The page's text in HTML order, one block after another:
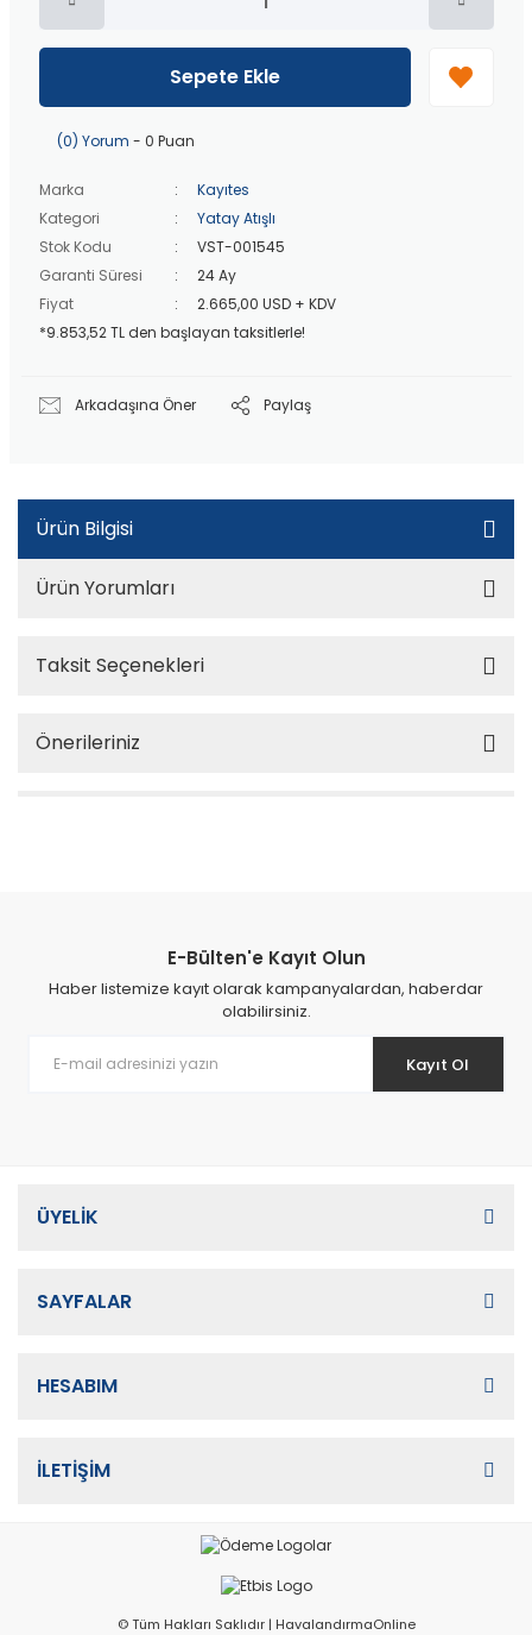
üzeri ücretsiz kargo!
üzeri ücretsiz kargo!
40 bin TLüzeri özel teklif!
Sepete Ekle
(0) Yorum - 0 Puan
Marka
Kayıtes
Kategori
Yatay Atışlı
Stok Kodu
VST-001545
Garanti Süresi
24 Ay
Fiyat
2.665,00 USD + KDV
*9.853,52 TL den başlayan taksitlerle!
Arkadaşına Öner Paylaş
Ürün Bilgisi
Ürün Yorumları
Taksit Seçenekleri
Önerileriniz
E-Bülten'e Kayıt Olun
Haber listemize kayıt olarak kampanyalardan, haberdar
olabilirsiniz.
Kayıt Ol
ÜYELİK
SAYFALAR
HESABIM
İLETİŞİM
© Tüm Hakları Saklıdır | HavalandırmaOnline